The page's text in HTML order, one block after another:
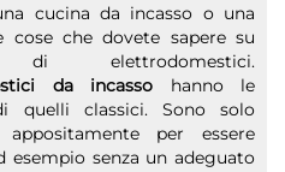
cucina da incasso o una
cose che dovete sapere su
elettrodomestici.
da incasso hanno le
quelli classici. Sono solo
per essere
senza un adeguato